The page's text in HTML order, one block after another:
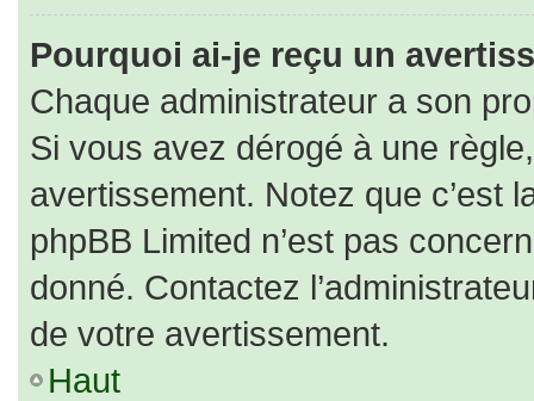
Pourquoi ai-je reçu un
Chaque administrateur a son
Si vous avez dérogé à une
avertissement. Notez que c’est
phpBB Limited n’est pas
donné. Contactez
de votre avertissement.
Haut